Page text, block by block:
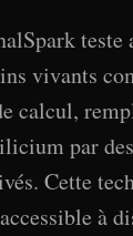
teste
vivants
calcul,
par
Cette
à